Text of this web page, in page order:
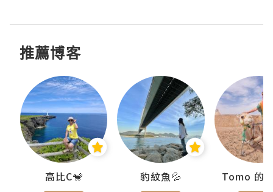
推薦博客
高比C🐒 豹紋魚💦